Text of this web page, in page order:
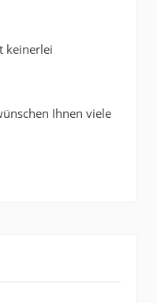
keinerlei
Ihnen viele